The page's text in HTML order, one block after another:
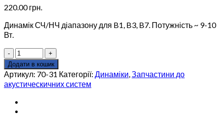
220.00грн.
Динамік СЧ/НЧ діапазону для B1, B3, B7. Потужність ~ 9-10
Вт.
Динамік
СЧ/
НЧ
діапазону
EDF
70-
31
Додати в кошик
Артикул: 70-31 Категорії: Динаміки,Запчастини до
акустическичних систем